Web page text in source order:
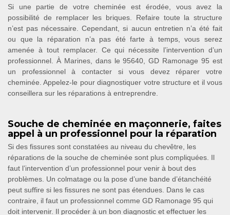
Si une partie de votre cheminée est érodée, vous avez la
possibilité de remplacer les briques. Refaire toute la structure
n’est pas nécessaire. Cependant, si aucun entretien n’a été fait
ou que la réparation n’a pas été farte à temps, vous serez
amenée à tout remplacer. Ce qui nécessite l’intervention d’un
professionnel. À Marines, dans le 95640, GD Ramonage 95 est
un professionnel à contacter si vous devez réparer votre
cheminée. Appelez-le pour diagnostiquer votre structure et il vous
conseillera sur les réparations à entreprendre.
Souche de cheminée en maçonnerie, faites
appel à un professionnel pour la réparation
Si des fissures sont constatées au niveau du chevêtre, les
réparations de la souche de cheminée sont plus compliquées. Il
faut l’intervention d’un professionnel pour venir à bout des
problèmes. Un colmatage ou la pose d’une bande d’étanchéité
peut suffire si les fissures ne sont pas étendues. Dans le cas
contraire, il faut un professionnel comme GD Ramonage 95 qui
doit intervenir. Il procéder à un bon diagnostic et effectuer les